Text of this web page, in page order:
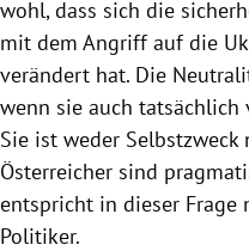
wohl, dass sich die
mit dem Angriff auf die
verändert hat. Die
wenn sie auch
Sie ist weder
Österreicher sind
entspricht in dieser
Politiker.